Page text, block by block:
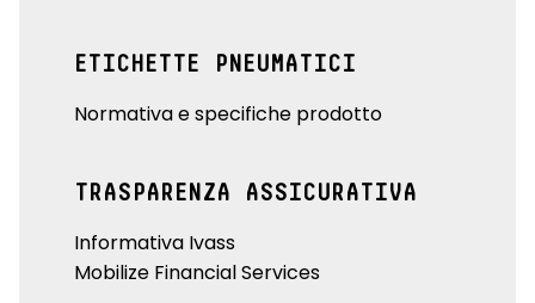
ETICHETTE PNEUMATICI
Normativa e specifiche prodotto
TRASPARENZA ASSICURATIVA
Informativa Ivass
Mobilize Financial Services